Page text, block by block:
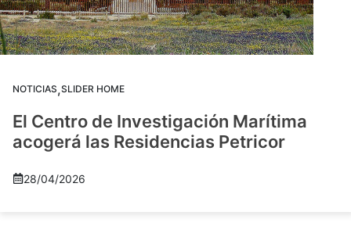
NOTICIAS,SLIDER HOME
El Centro de Investigación Marítima
acogerá las Residencias Petricor
28/04/2026